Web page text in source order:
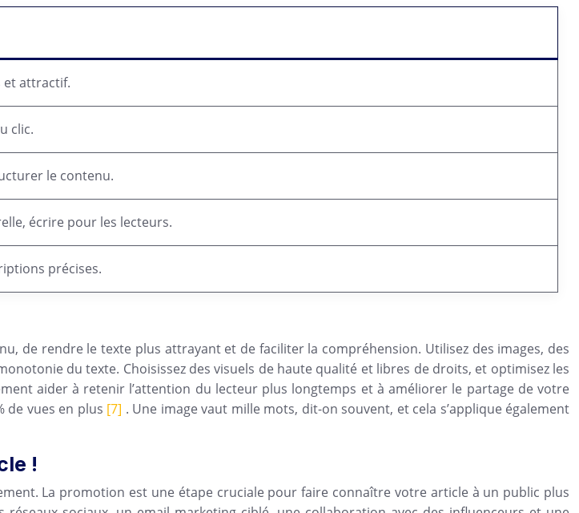
et attractif.
clic.
le contenu.
écrire pour les lecteurs.
précises.
de rendre le texte plus attrayant et de faciliter la compréhension. Utilisez des images, des
du texte. Choisissez des visuels de haute qualité et libres de droits, et optimisez les
aider à retenir l’attention du lecteur plus longtemps et à améliorer le partage de votre
de vues en plus [7] . Une image vaut mille mots, dit-on souvent, et cela s’applique également
!
La promotion est une étape cruciale pour faire connaître votre article à un public plus